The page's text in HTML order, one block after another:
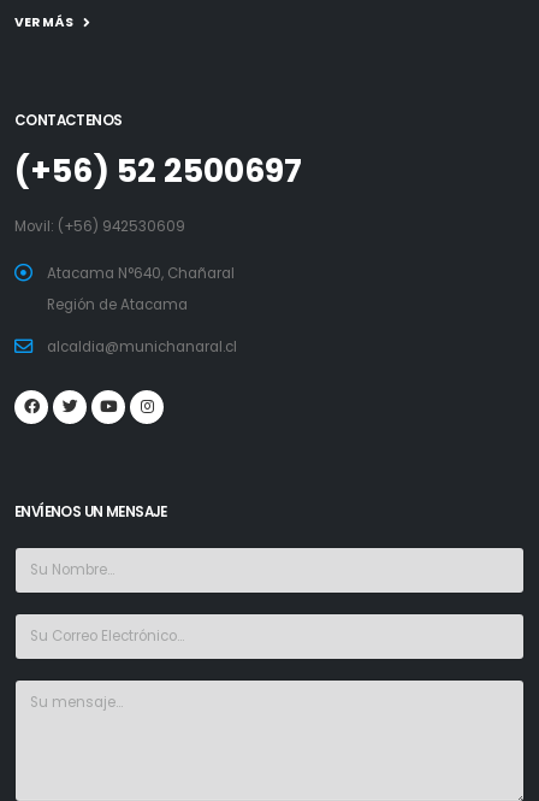
VER MÁS
CONTACTENOS
(+56) 52 2500697
Movil: (+56) 942530609
Atacama N°640, Chañaral
Región de Atacama
alcaldia@munichanaral.cl
ENVÍENOS UN MENSAJE